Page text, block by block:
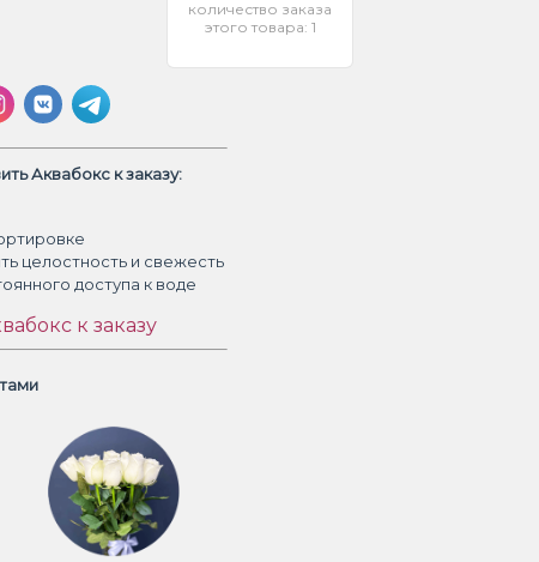
количество заказа
этого товара: 1
Аквабокс к заказу:
целостность и свежесть
доступа к воде
к заказу